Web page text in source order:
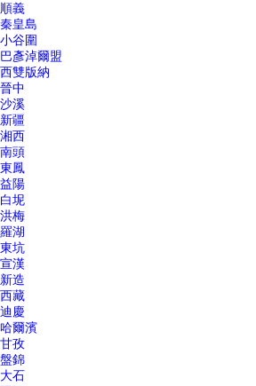
順義
秦皇島
小谷圍
巴彥淖爾盟
西雙版納
晉中
沙溪
新疆
湘西
南頭
東鳳
益陽
白坭
洪梅
羅湖
東坑
宣漢
新造
西藏
迪慶
哈爾濱
甘孜
盤錦
大石